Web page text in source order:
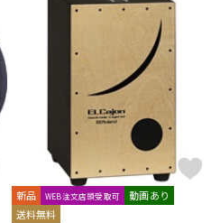
新品 WEB注文店頭受取可
動画あり
送料無料